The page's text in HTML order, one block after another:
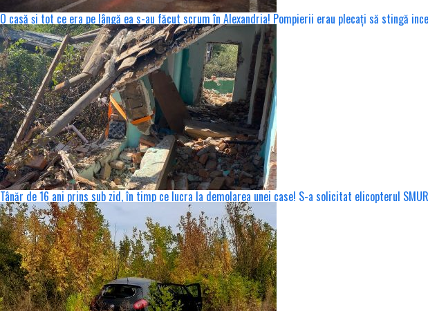
O casă și tot ce era pe lângă ea s-au făcut scrum în Alexandria! Pompierii erau plecați să stingă
Tânăr de 16 ani prins sub zid, în timp ce lucra la demolarea unei case! S-a solicitat elicopterul